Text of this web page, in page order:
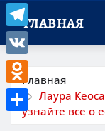
ГЛАВНАЯ
Главная
Лаура
узнайте все о
Viber
Telegram
VK
Odnoklassniki
Отправить